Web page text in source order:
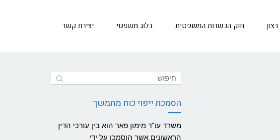
חוק הכשרות המשפטית בלוג משפטי יצירת קשר
הסמכת ייפוי כוח מתמשך
משרד עו"ד מימון פאר הוא בין עורכי הדין
הראשונים אשר הוסמכו על ידי